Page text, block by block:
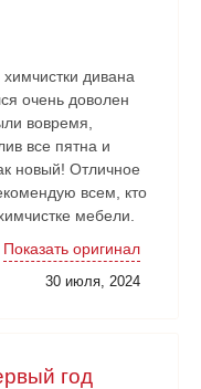
дивана
очень доволен
вовремя,
все пятна и
новый! Отличное
всем, кто
мебели.
Показать оригинал
30 июля, 2024
год